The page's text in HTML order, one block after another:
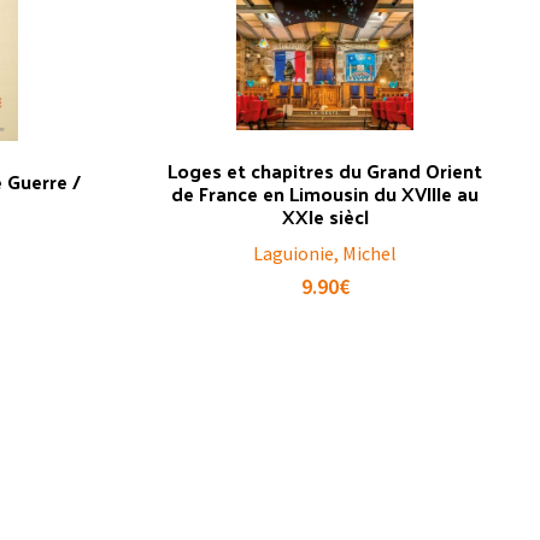
Guerre / Loges et chapitres du Grand Orient
de France en Limousin du XVIIIe au
XXIe siècl
Laguionie, Michel
9.90€